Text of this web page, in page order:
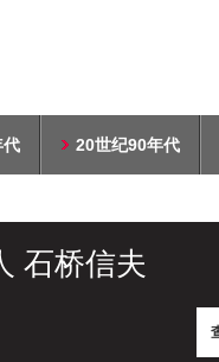
20世纪90年代
石桥信夫